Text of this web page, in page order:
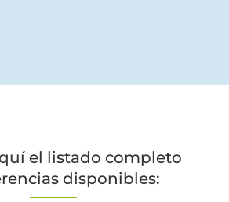
el listado completo
disponibles: